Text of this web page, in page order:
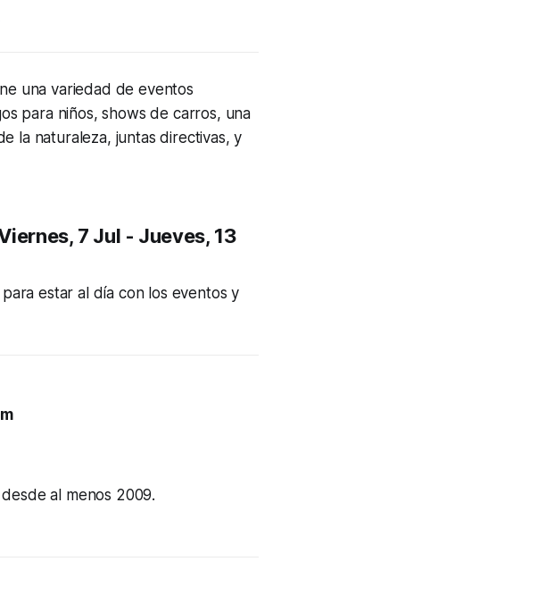
una variedad de eventos
para niños, shows de carros, una
la naturaleza, juntas directivas, y
7 Jul - Jueves, 13
para estar al día con los eventos y
al menos 2009.